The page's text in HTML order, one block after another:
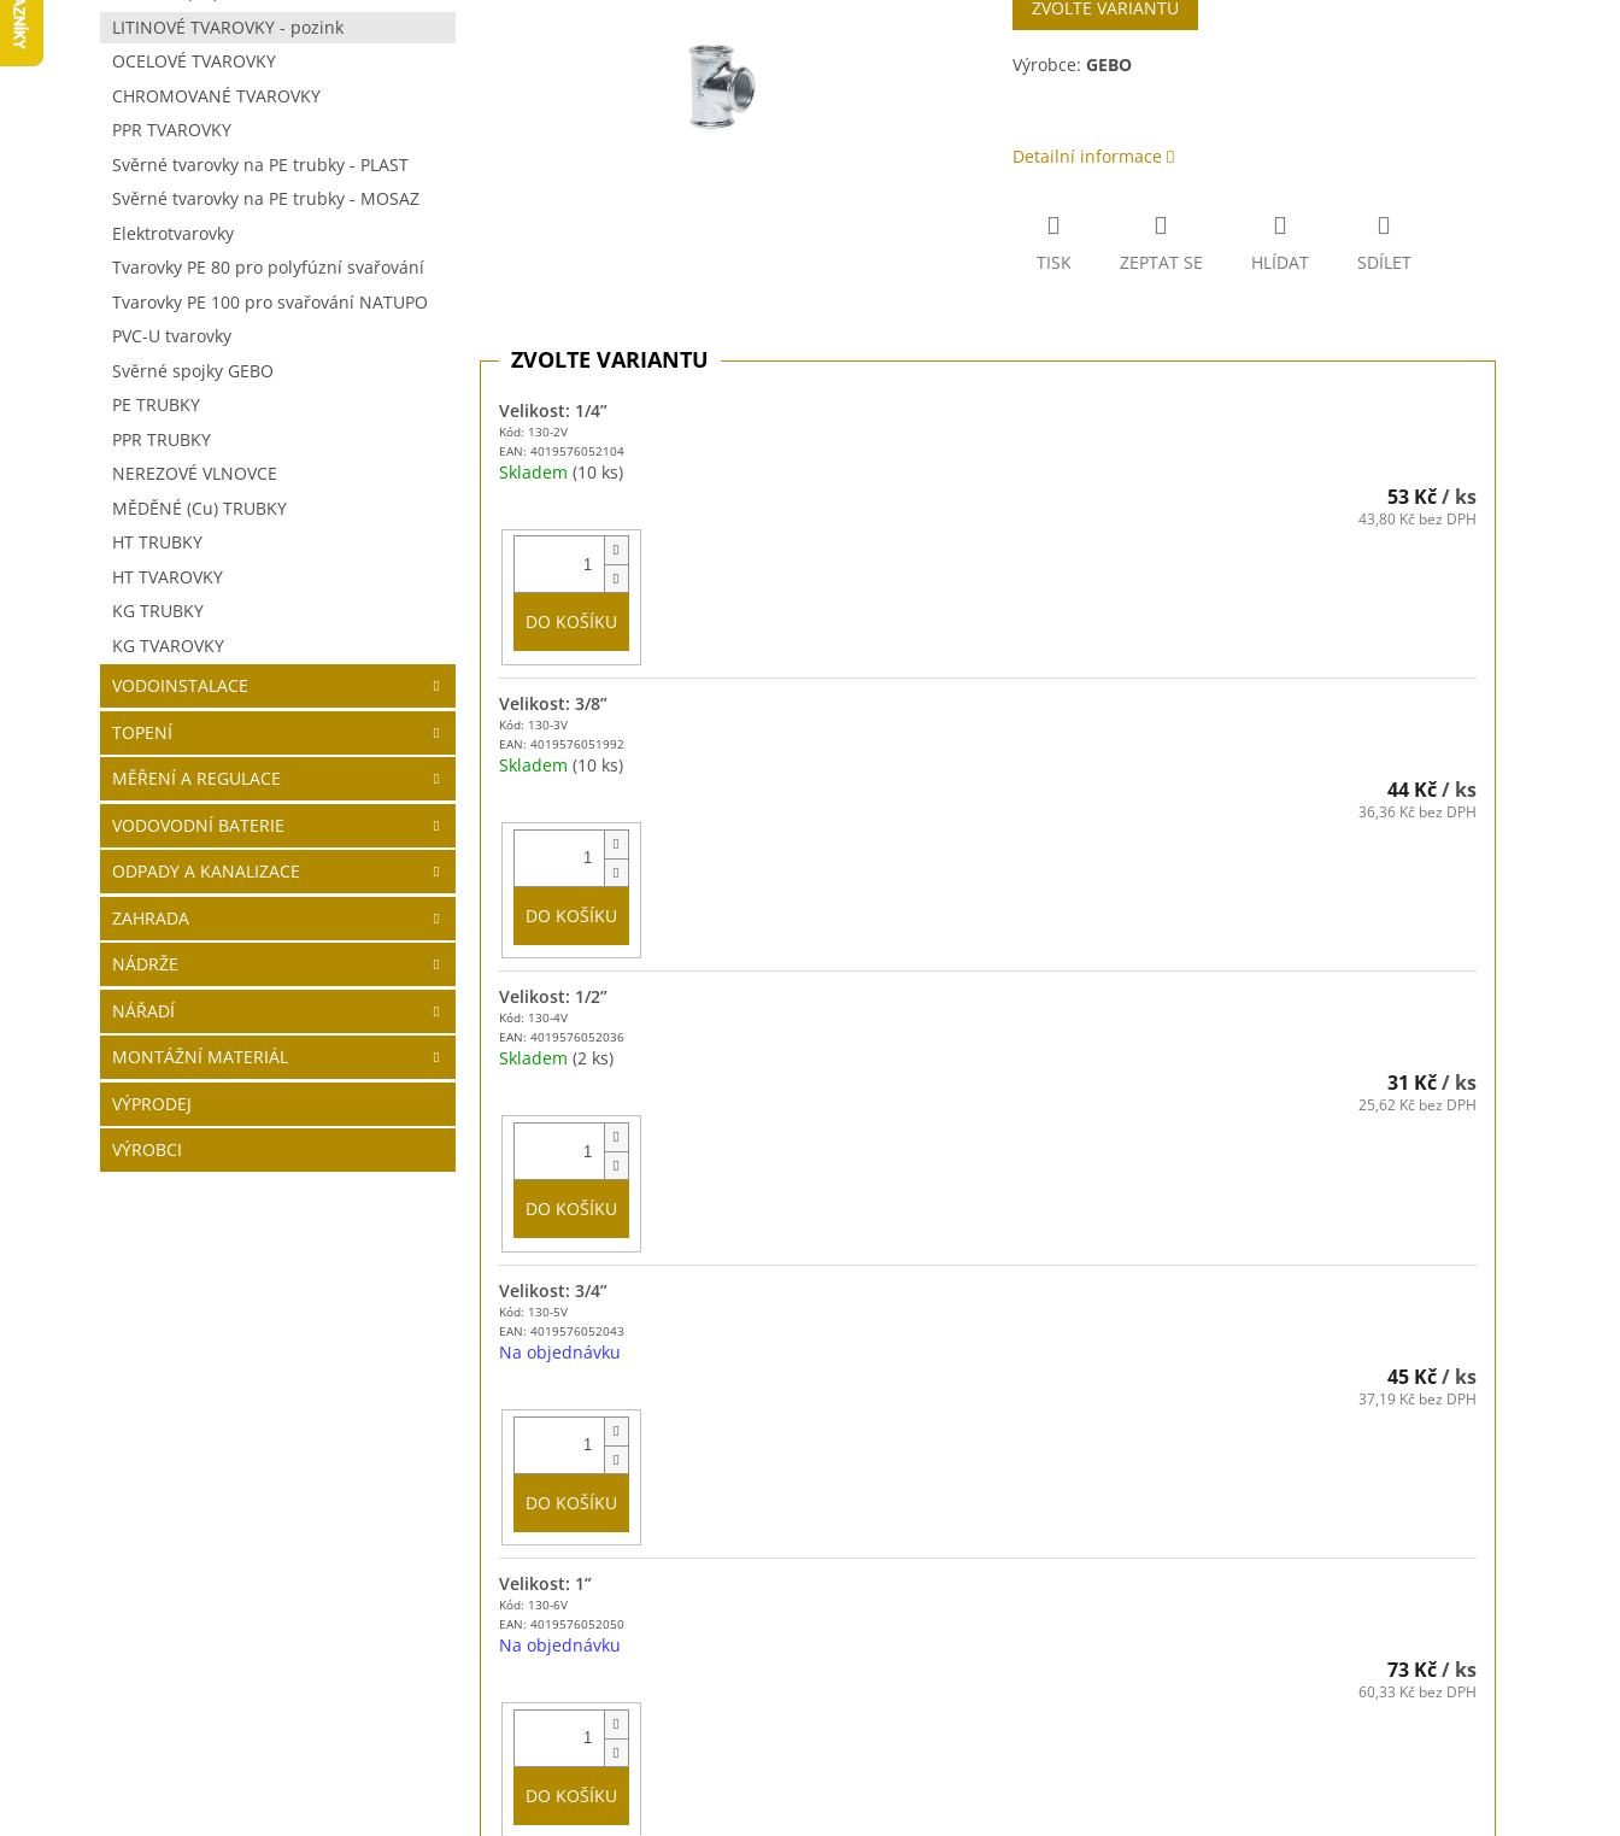
í
pLITINOVÉ TVAROVKY - pozink
OCELOVÉ TVAROVKY
CHROMOVANÉ TVAROVKY
PPR TVAROVKY
Svěrné tvarovky na PE trubky - PLAST
Svěrné tvarovky na PE trubky - MOSAZ
Elektrotvarovky
Tvarovky PE 80 pro polyfúzní svařování
Tvarovky PE 100 pro svařování NATUPO
PVC-U tvarovky
Svěrné spojky GEBO
PE TRUBKY
PPR TRUBKY
NEREZOVÉ VLNOVCE
MĚDĚNÉ (Cu) TRUBKY
HT TRUBKY
HT TVAROVKY
KG TRUBKY
KG TVAROVKY
VODOINSTALACE
TOPENÍ
MĚŘENÍ A REGULACE
VODOVODNÍ BATERIE
ODPADY A KANALIZACE
ZAHRADA
NÁDRŽE
NÁŘADÍ
MONTÁŽNÍ MATERIÁL
VÝPRODEJ
VÝROBCI
cena:
ZVOLTE VARIANTU
Výrobce: GEBO
Detailní informace
TISK ZEPTAT SE HLÍDAT SDÍLET
Kód: 130-2V
EAN: 4019576052104
Velikost: 1/4”
Skladem (10 ks)
53 Kč/ ks
43,80 Kč bez DPH
DO KOŠÍKU
Kód: 130-3V
EAN: 4019576051992
Velikost: 3/8”
Skladem (10 ks)
44 Kč/ ks
36,36 Kč bez DPH
DO KOŠÍKU
Kód: 130-4V
EAN: 4019576052036
Velikost: 1/2”
Skladem (2 ks)
31 Kč/ ks
25,62 Kč bez DPH
DO KOŠÍKU
Kód: 130-5V
EAN: 4019576052043
Velikost: 3/4”
Na objednávku
45 Kč/ ks
37,19 Kč bez DPH
DO KOŠÍKU
Kód: 130-6V
EAN: 4019576052050
Velikost: 1”
Na objednávku
73 Kč/ ks
60,33 Kč bez DPH
DO KOŠÍKU